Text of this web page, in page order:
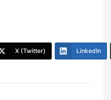
X (Twitter) LinkedIn